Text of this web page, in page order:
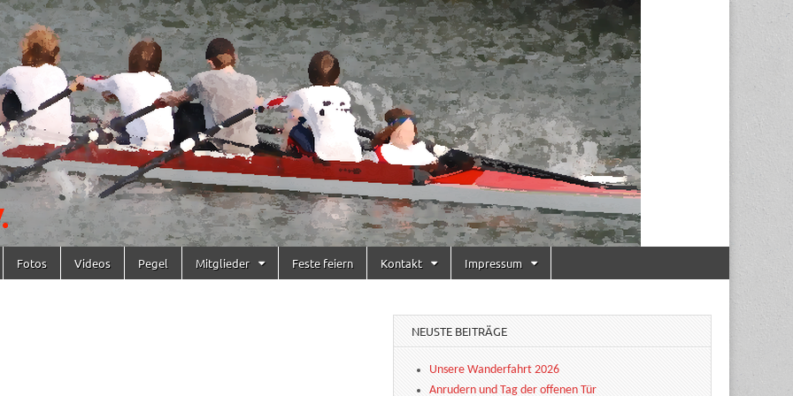
Fotos Videos Pegel Mitglieder Feste feiern Kontakt Impressum
NEUSTE BEITRÄGE
Unsere Wanderfahrt 2026
Anrudern und Tag der offenen Tür